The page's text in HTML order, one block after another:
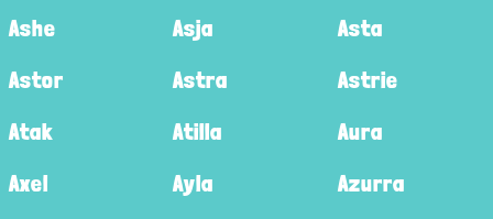
Ashe
Asja
Asta
Astor
Astra
Astrie
Atak
Atilla
Aura
Axel
Ayla
Azurra